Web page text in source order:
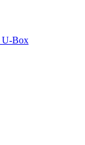
U-Box